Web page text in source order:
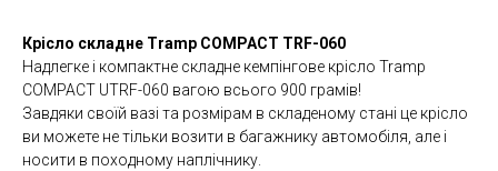
Крісло складне Tramp COMPACT TRF-060
Надлегке і компактне складне кемпінгове крісло Tramp
COMPACT UTRF-060 вагою всього 900 грамів!
Завдяки своїй вазі та розмірам в складеному стані це крісло
ви можете не тільки возити в багажнику автомобіля, але і
носити в походному наплічнику.